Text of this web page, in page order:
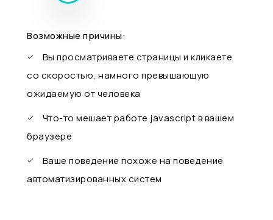
Возможные причины:
Вы просматриваете страницы и кликаете
со скоростью, намного превышающую
ожидаемую от человека
Что-то мешает работе javascript в вашем
браузере
Ваше поведение похоже на поведение
автоматизированных систем